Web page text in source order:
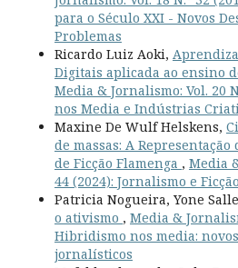
para o Século XXI - Novos
Problemas
Ricardo Luiz Aoki,
Digitais aplicada ao ensino
Media & Jornalismo: Vol. 20
nos Media e Indústrias
Maxine De Wulf Helskens,
de massas: A
de Ficção Flamenga , Media
44 (2024): Jornalismo e Ficção
Patricia Nogueira, Yone
o ativismo , Media &
Hibridismo nos media:
jornalísticos